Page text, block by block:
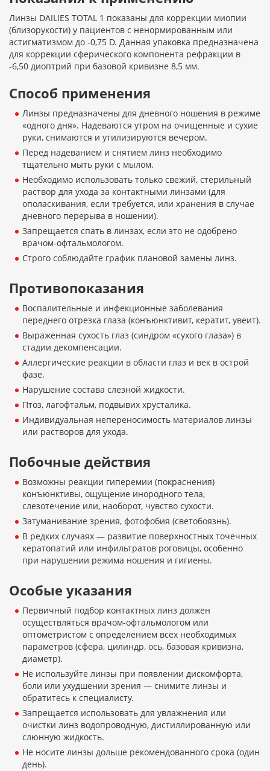
Линзы DAILIES TOTAL 1 показаны для коррекции миопии
(близорукости) у пациентов с ненормированным или
астигматизмом до -0,75 D. Данная упаковка предназначена
для коррекции сферического компонента рефракции в
-6,50 диоптрий при базовой кривизне 8,5 мм.
Способ применения
Линзы предназначены для дневного ношения в режиме
«одного дня». Надеваются утром на очищенные и сухие
руки, снимаются и утилизируются вечером.
Перед надеванием и снятием линз необходимо
тщательно мыть руки с мылом.
Необходимо использовать только свежий, стерильный
раствор для ухода за контактными линзами (для
ополаскивания, если требуется, или хранения в случае
дневного перерыва в ношении).
Запрещается спать в линзах, если это не одобрено
врачом-офтальмологом.
Строго соблюдайте график плановой замены линз.
Противопоказания
Воспалительные и инфекционные заболевания
переднего отрезка глаза (конъюнктивит, кератит, увеит).
Выраженная сухость глаз (синдром «сухого глаза») в
стадии декомпенсации.
Аллергические реакции в области глаз и век в острой
фазе.
Нарушение состава слезной жидкости.
Птоз, лагофтальм, подвывих хрусталика.
Индивидуальная непереносимость материалов линзы
или растворов для ухода.
Побочные действия
Возможны реакции гиперемии (покраснения)
конъюнктивы, ощущение инородного тела,
слезотечение или, наоборот, чувство сухости.
Затуманивание зрения, фотофобия (светобоязнь).
В редких случаях — развитие поверхностных точечных
кератопатий или инфильтратов роговицы, особенно
при нарушении режима ношения и гигиены.
Особые указания
Первичный подбор контактных линз должен
осуществляться врачом-офтальмологом или
оптометристом с определением всех необходимых
параметров (сфера, цилиндр, ось, базовая кривизна,
диаметр).
Не используйте линзы при появлении дискомфорта,
боли или ухудшении зрения — снимите линзы и
обратитесь к специалисту.
Запрещается использовать для увлажнения или
очистки линз водопроводную, дистиллированную или
слюнную жидкость.
Не носите линзы дольше рекомендованного срока (один
день).